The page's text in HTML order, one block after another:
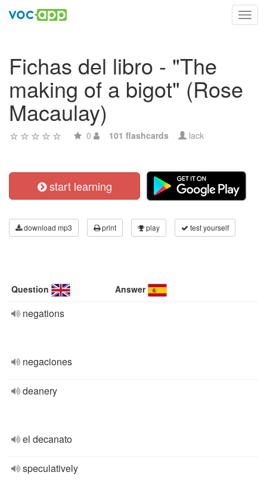
Fichas del libro - "The
making of a bigot" (Rose
Macaulay)
0 101 flashcards lack
start learning
download mp3 print play test yourself
Question Answer
negations
negaciones
deanery
el decanato
speculatively